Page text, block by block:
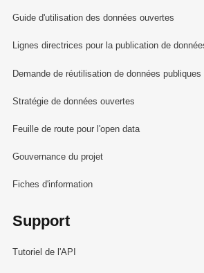
Guide d'utilisation des données ouvertes
Lignes directrices pour la publication de
Demande de réutilisation de données publiques
Stratégie de données ouvertes
Feuille de route pour l'open data
Gouvernance du projet
Fiches d'information
Support
Tutoriel de l'API